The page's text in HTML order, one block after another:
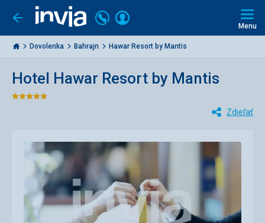
Ísť
späť
Invia.sk
Volajte
+421
2
3221
Prihlásiť
Menu
Dovolenka Bahrajn Hawar Resort by Mantis
Hotel Hawar Resort by Mantis
Hodnotenie:
Zdieľať